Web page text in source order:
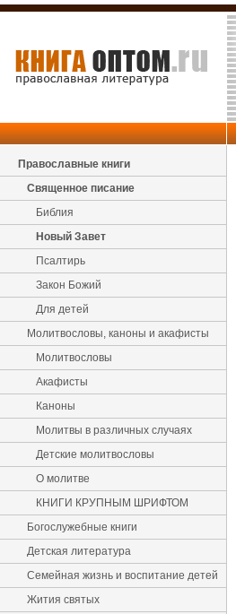
Православные книги
Священное писание
Библия
Новый Завет
Псалтирь
Закон Божий
Для детей
Молитвословы, каноны и акафисты
Молитвословы
Акафисты
Каноны
Молитвы в различных случаях
Детские молитвословы
О молитве
КНИГИ КРУПНЫМ ШРИФТОМ
Богослужебные книги
Детская литература
Семейная жизнь и воспитание детей
Жития святых